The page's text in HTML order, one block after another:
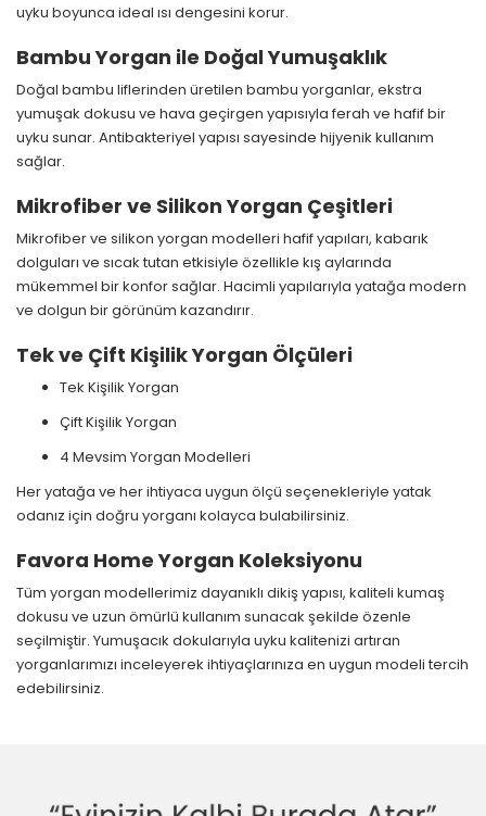
uyku boyunca ideal ısı dengesini korur.
Bambu Yorgan ile Doğal Yumuşaklık
Doğal bambu liflerinden üretilen bambu yorganlar, ekstra
yumuşak dokusu ve hava geçirgen yapısıyla ferah ve hafif bir
uyku sunar. Antibakteriyel yapısı sayesinde hijyenik kullanım
sağlar.
Mikrofiber ve Silikon Yorgan Çeşitleri
Mikrofiber ve silikon yorgan modelleri hafif yapıları, kabarık
dolguları ve sıcak tutan etkisiyle özellikle kış aylarında
mükemmel bir konfor sağlar. Hacimli yapılarıyla yatağa modern
ve dolgun bir görünüm kazandırır.
Tek ve Çift Kişilik Yorgan Ölçüleri
Tek Kişilik Yorgan
Çift Kişilik Yorgan
4 Mevsim Yorgan Modelleri
Her yatağa ve her ihtiyaca uygun ölçü seçenekleriyle yatak
odanız için doğru yorganı kolayca bulabilirsiniz.
Favora Home Yorgan Koleksiyonu
Tüm yorgan modellerimiz dayanıklı dikiş yapısı, kaliteli kumaş
dokusu ve uzun ömürlü kullanım sunacak şekilde özenle
seçilmiştir. Yumuşacık dokularıyla uyku kalitenizi artıran
yorganlarımızı inceleyerek ihtiyaçlarınıza en uygun modeli tercih
edebilirsiniz.